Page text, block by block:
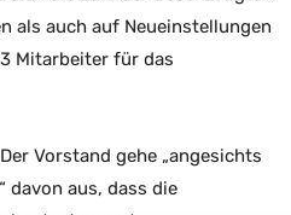
als auch auf Neueinstellungen
Mitarbeiter für das
Vorstand gehe „angesichts
davon aus, dass die